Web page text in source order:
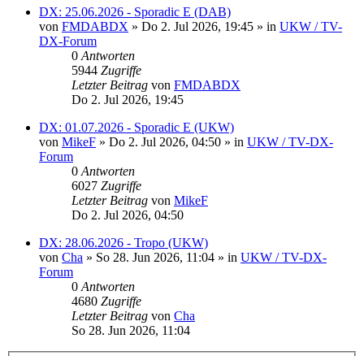
DX: 25.06.2026 - Sporadic E (DAB)
von FMDABDX » Do 2. Jul 2026, 19:45 » in UKW / TV-
DX-Forum
0 Antworten
5944 Zugriffe
Letzter Beitrag von FMDABDX
Do 2. Jul 2026, 19:45
DX: 01.07.2026 - Sporadic E (UKW)
von MikeF » Do 2. Jul 2026, 04:50 » in UKW / TV-DX-
Forum
0 Antworten
6027 Zugriffe
Letzter Beitrag von MikeF
Do 2. Jul 2026, 04:50
DX: 28.06.2026 - Tropo (UKW)
von Cha » So 28. Jun 2026, 11:04 » in UKW / TV-DX-
Forum
0 Antworten
4680 Zugriffe
Letzter Beitrag von Cha
So 28. Jun 2026, 11:04